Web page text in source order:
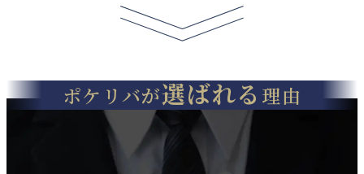
ポケリバが選ばれる 理由